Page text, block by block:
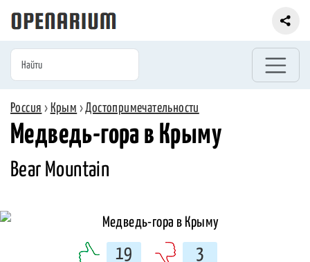
Россия › Крым ›Достопримечательности
Медведь-гора в Крыму
Bear Mountain
19 3